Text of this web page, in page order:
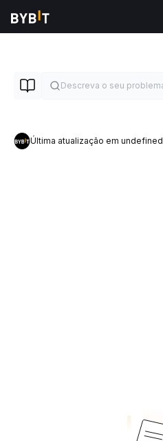
Última atualização em undefined